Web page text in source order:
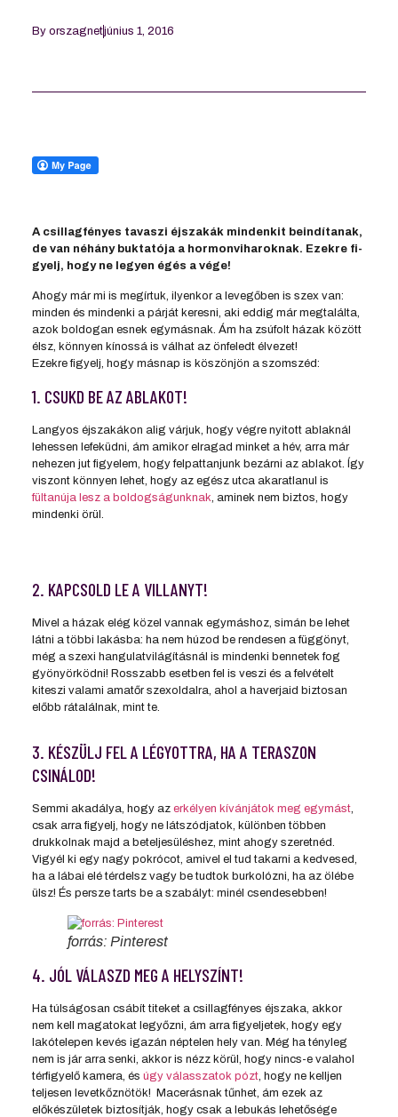
Byorszagnetjúnius 1, 2016
A csil­lag­fé­nyes ta­va­szi éj­sza­kák min­den­kit be­in­dí­ta­nak,
de van né­hány buk­ta­tója a hor­mon­vi­ha­rok­nak. Ezekre fi­
gyelj, hogy ne le­gyen égés a vége!
Ahogy már mi is megírtuk, ilyenkor a levegőben is szex van:
minden és mindenki a párját keresni, aki eddig már megtalálta,
azok boldogan esnek egymásnak. Ám ha zsúfolt házak között
élsz, könnyen kínossá is válhat az önfeledt élvezet!
Ezekre figyelj, hogy másnap is köszönjön a szomszéd:
1. CSUKD BE AZ ABLAKOT!
Langyos éjszakákon alig várjuk, hogy végre nyitott ablaknál
lehessen lefeküdni, ám amikor elragad minket a hév, arra már
nehezen jut figyelem, hogy felpattanjunk bezárni az ablakot. Így
viszont könnyen lehet, hogy az egész utca akaratlanul is
fültanúja lesz a boldogságunknak, aminek nem biztos, hogy
mindenki örül.
2. KAPCSOLD LE A VILLANYT!
Mivel a házak elég közel vannak egymáshoz, simán be lehet
látni a többi lakásba: ha nem húzod be rendesen a függönyt,
még a szexi hangulatvilágításnál is mindenki bennetek fog
gyönyörködni! Rosszabb esetben fel is veszi és a felvételt
kiteszi valami amatőr szexoldalra, ahol a haverjaid biztosan
előbb rátalálnak, mint te.
3. KÉSZÜLJ FEL A LÉGYOTTRA, HA A TERASZON
CSINÁLOD!
Semmi akadálya, hogy az erkélyen kívánjátok meg egymást,
csak arra figyelj, hogy ne látszódjatok, különben többen
drukkolnak majd a beteljesüléshez, mint ahogy szeretnéd.
Vigyél ki egy nagy pokrócot, amivel el tud takarni a kedvesed,
ha a lábai elé térdelsz vagy be tudtok burkolózni, ha az ölébe
ülsz! És persze tarts be a szabályt: minél csendesebben!
forrás: Pinterest
4. JÓL VÁLASZD MEG A HELYSZÍNT!
Ha túlságosan csábít titeket a csillagfényes éjszaka, akkor
nem kell magatokat legyőzni, ám arra figyeljetek, hogy egy
lakótelepen kevés igazán néptelen hely van. Még ha tényleg
nem is jár arra senki, akkor is nézz körül, hogy nincs-e valahol
térfigyelő kamera, és úgy válasszatok pózt, hogy ne kelljen
teljesen levetkőznötök! Macerásnak tűnhet, ám ezek az
előkészületek biztosítják, hogy csak a lebukás lehetősége